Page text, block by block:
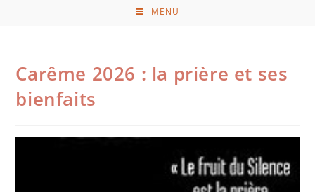
MENU
Carême 2026 : la prière et ses
bienfaits